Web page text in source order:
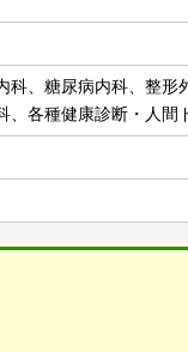
、糖尿病内科、整
各種健康診断・人間